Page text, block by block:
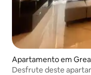
Apartamento em
Desfrute deste